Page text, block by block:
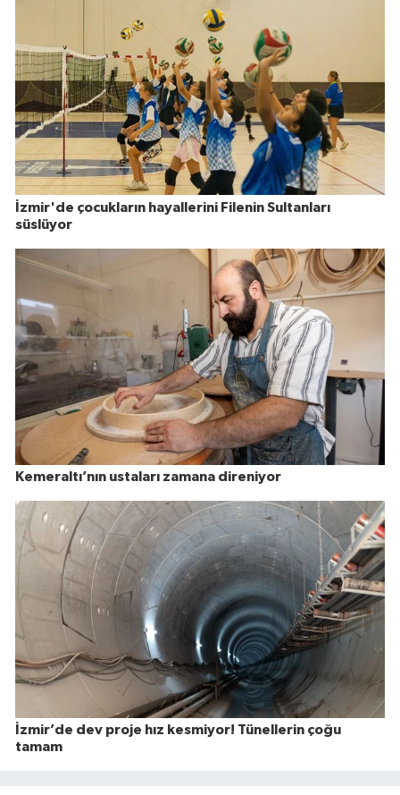
İzmir'de çocukların hayallerini Filenin Sultanları
süslüyor
Kemeraltı’nın ustaları zamana direniyor
İzmir’de dev proje hız kesmiyor! Tünellerin çoğu
tamam